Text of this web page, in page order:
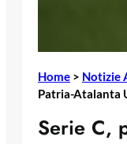
Home > Notizie
Patria-Atalanta
Serie C,